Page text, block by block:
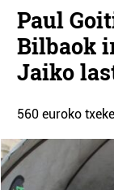
Paul
Bilbaok
Jaiko
560 euroko